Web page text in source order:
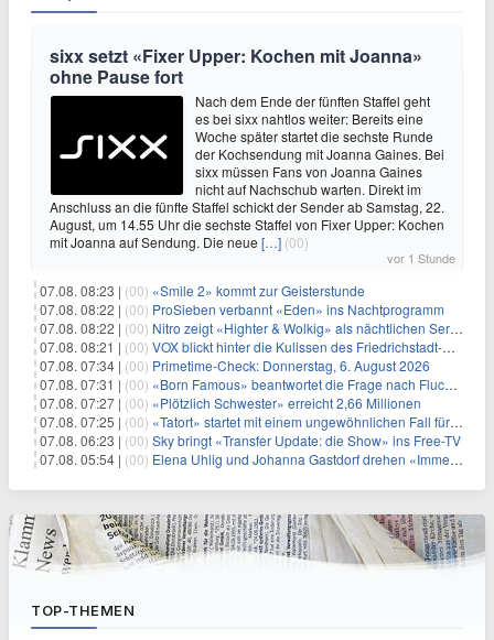
sixx setzt «Fixer Upper: Kochen mit Joanna»
ohne Pause fort
Nach dem Ende der fünften Staffel geht
es bei sixx nahtlos weiter: Bereits eine
Woche später startet die sechste Runde
der Kochsendung mit Joanna Gaines. Bei
sixx müssen Fans von Joanna Gaines
nicht auf Nachschub warten. Direkt im
Anschluss an die fünfte Staffel schickt der Sender ab Samstag, 22.
August, um 14.55 Uhr die sechste Staffel von Fixer Upper: Kochen
mit Joanna auf Sendung. Die neue […] (00)
vor 1 Stunde
07.08. 08:23 | (00) «Smile 2» kommt zur Geisterstunde
07.08. 08:22 | (00) ProSieben verbannt «Eden» ins Nachtprogramm
07.08. 08:22 | (00) Nitro zeigt «Highter & Wolkig» als nächtlichen Serienmarathon
07.08. 08:21 | (00) VOX blickt hinter die Kulissen des Friedrichstadt-Palasts
07.08. 07:34 | (00) Primetime-Check: Donnerstag, 6. August 2026
07.08. 07:31 | (00) «Born Famous» beantwortet die Frage nach Fluch oder Segen
07.08. 07:27 | (00) «Plötzlich Schwester» erreicht 2,66 Millionen
07.08. 07:25 | (00) «Tatort» startet mit einem ungewöhnlichen Fall für Charlotte Lindholm
07.08. 06:23 | (00) Sky bringt «Transfer Update: die Show» ins Free-TV
07.08. 05:54 | (00) Elena Uhlig und Johanna Gastdorf drehen «Immer fehlt was»
TOP-THEMEN